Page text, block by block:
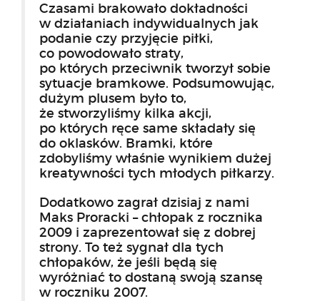
Czasami brakowało dokładności
w działaniach indywidualnych jak
podanie czy przyjęcie piłki,
co powodowało straty,
po których przeciwnik tworzył sobie
sytuacje bramkowe. Podsumowując,
dużym plusem było to,
że stworzyliśmy kilka akcji,
po których ręce same składały się
do oklasków. Bramki, które
zdobyliśmy właśnie wynikiem dużej
kreatywności tych młodych piłkarzy.
Dodatkowo zagrał dzisiaj z nami
Maks Proracki – chłopak z rocznika
2009 i zaprezentował się z dobrej
strony. To też sygnał dla tych
chłopaków, że jeśli będą się
wyróżniać to dostaną swoją szansę
w roczniku 2007.